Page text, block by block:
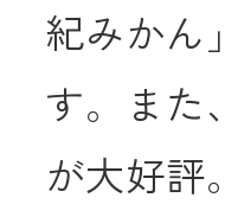
紀みかん
す。また
が大好評